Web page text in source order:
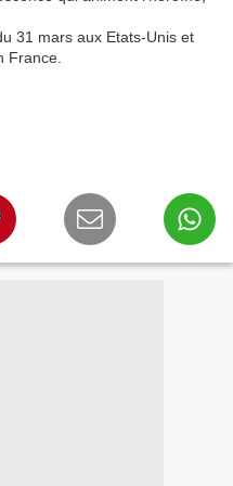
31 mars aux Etats-Unis et
France.